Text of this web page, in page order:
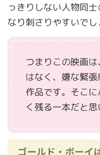
っきりしない人物同
なり刺さりやすいでし
つまりこの映画
はなく、嫌な緊
作品です。そこ
く残る一本だと思
ゴールド・ボーイ